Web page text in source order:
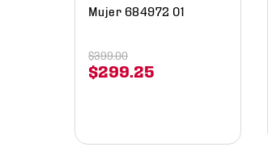
Mujer 684972 01
$299.25
$399.00